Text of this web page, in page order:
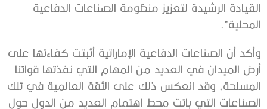
القيادة الرشيدة لتعزيز منظومة الصناعات الدفاعية
المحلية”.
وأكد أن الصناعات الدفاعية الإماراتية أثبتت كفاءتها على
أرض الميدان في العديد من المهام التي نفذتها قواتنا
المسلحة، وقد انعكس ذلك على الثقة العالمية في تلك
الصناعات التي باتت محط اهتمام العديد من الدول حول